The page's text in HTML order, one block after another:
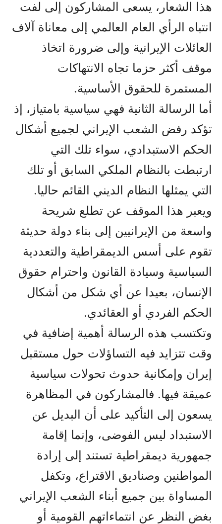
هذا الشعار، يسعى المشاركون إلى لفت
انتباه الرأي العام العالمي إلى معاناة آلاف
العائلات الإيرانية وإلى ضرورة اتخاذ
موقف أكثر حزما تجاه الانتهاكات
المستمرة للحقوق الأساسية.
أما الرسالة الثانية فهي سياسية بامتياز، إذ
تؤكد رفض الشعب الإيراني لجميع أشكال
الحكم الاستبدادي، سواء تلك التي
ارتبطت بالنظام الملكي السابق أو تلك
التي يمثلها النظام الديني القائم حاليا.
ويعبر هذا الموقف عن تطلع شريحة
واسعة من الإيرانيين إلى بناء دولة حديثة
تقوم على أسس الديمقراطية والتعددية
السياسية وسيادة القانون واحترام حقوق
الإنسان، بعيدا عن أي شكل من أشكال
الحكم الفردي أو العقائدي.
وتكتسب هذه الرسالة أهمية إضافية في
وقت تتزايد فيه التساؤلات حول مستقبل
إيران وإمكانية حدوث تحولات سياسية
عميقة فيها. فالمشاركون في المظاهرة
يسعون إلى التأكيد على أن البديل عن
الاستبداد ليس الفوضى، وإنما إقامة
جمهورية ديمقراطية تستند إلى إرادة
المواطنين وصناديق الاقتراع، وتكفل
المساواة بين جميع أبناء الشعب الإيراني
بغض النظر عن انتماءاتهم القومية أو